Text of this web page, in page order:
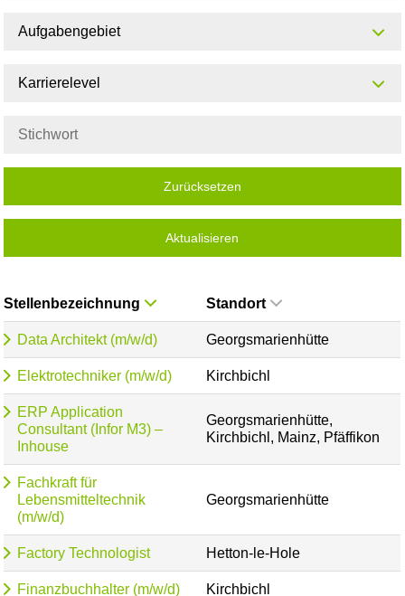
Aufgabengebiet
Karrierelevel
Zurücksetzen
Aktualisieren
Stellenbezeichnung Standort
Data Architekt (m/w/d) Georgsmarienhütte
Elektrotechniker (m/w/d) Kirchbichl
ERP Application
Consultant (Infor M3) –
Inhouse
Georgsmarienhütte,
Kirchbichl, Mainz, Pfäffikon
Fachkraft für
Lebensmitteltechnik
(m/w/d)
Georgsmarienhütte
Factory Technologist Hetton-le-Hole
Finanzbuchhalter (m/w/d) Kirchbichl